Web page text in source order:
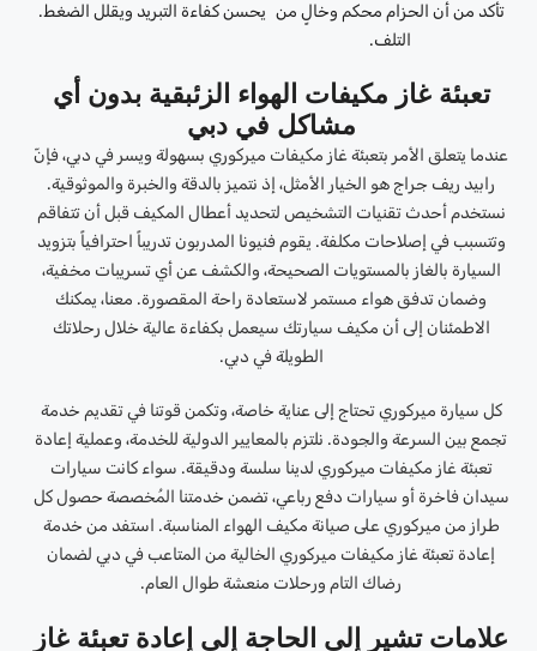
تأكد من أن الحزام محكم وخالٍ من
التلف.
يحسن كفاءة التبريد ويقلل الضغط.
تعبئة غاز مكيفات الهواء الزئبقية بدون أي
مشاكل في دبي
عندما يتعلق الأمر بتعبئة غاز مكيفات ميركوري بسهولة ويسر في دبي، فإنّ
رابيد ريف جراج هو الخيار الأمثل، إذ نتميز بالدقة والخبرة والموثوقية.
نستخدم أحدث تقنيات التشخيص لتحديد أعطال المكيف قبل أن تتفاقم
وتتسبب في إصلاحات مكلفة. يقوم فنيونا المدربون تدريباً احترافياً بتزويد
السيارة بالغاز بالمستويات الصحيحة، والكشف عن أي تسريبات مخفية،
وضمان تدفق هواء مستمر لاستعادة راحة المقصورة. معنا، يمكنك
الاطمئنان إلى أن مكيف سيارتك سيعمل بكفاءة عالية خلال رحلاتك
الطويلة في دبي.
كل سيارة ميركوري تحتاج إلى عناية خاصة، وتكمن قوتنا في تقديم خدمة
تجمع بين السرعة والجودة. نلتزم بالمعايير الدولية للخدمة، وعملية إعادة
تعبئة غاز مكيفات ميركوري لدينا سلسة ودقيقة. سواء كانت سيارات
سيدان فاخرة أو سيارات دفع رباعي، تضمن خدمتنا المُخصصة حصول كل
طراز من ميركوري على صيانة مكيف الهواء المناسبة. استفد من خدمة
إعادة تعبئة غاز مكيفات ميركوري الخالية من المتاعب في دبي لضمان
رضاك ​​التام ورحلات منعشة طوال العام.
علامات تشير إلى الحاجة إلى إعادة تعبئة غاز